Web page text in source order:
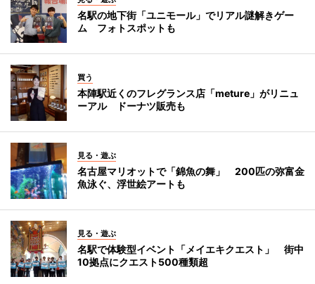
名駅の地下街「ユニモール」でリアル謎解きゲー
ム フォトスポットも
買う
本陣駅近くのフレグランス店「meture」がリニュ
ーアル ドーナツ販売も
見る・遊ぶ
名古屋マリオットで「錦魚の舞」 200匹の弥富金
魚泳ぐ、浮世絵アートも
見る・遊ぶ
名駅で体験型イベント「メイエキクエスト」 街中
10拠点にクエスト500種類超